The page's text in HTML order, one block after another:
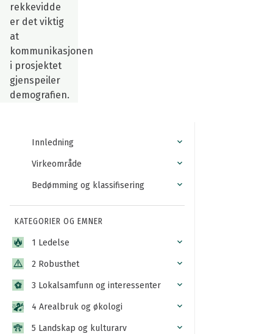
rekkevidde
er det viktig
at
kommunikasjonen
i prosjektet
gjenspeiler
demografien.
Innledning
Virkeområde
Bedømming og klassifisering
KATEGORIER OG EMNER
1 Ledelse
2 Robusthet
3 Lokalsamfunn og interessenter
4 Arealbruk og økologi
5 Landskap og kulturarv